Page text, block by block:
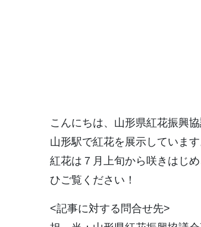
こんにちは、山形県紅花振興
山形駅で紅花を展示しています
紅花は７月上旬から咲きはじ
ひご覧ください！
<記事に対する問合せ先>